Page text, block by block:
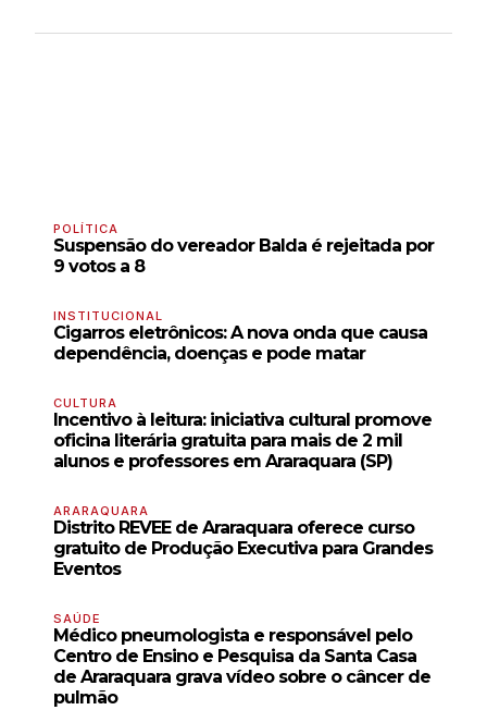
POLÍTICA
Suspensão do vereador Balda é rejeitada por
9 votos a 8
INSTITUCIONAL
Cigarros eletrônicos: A nova onda que causa
dependência, doenças e pode matar
CULTURA
Incentivo à leitura: iniciativa cultural promove
oficina literária gratuita para mais de 2 mil
alunos e professores em Araraquara (SP)
ARARAQUARA
Distrito REVEE de Araraquara oferece curso
gratuito de Produção Executiva para Grandes
Eventos
SAÚDE
Médico pneumologista e responsável pelo
Centro de Ensino e Pesquisa da Santa Casa
de Araraquara grava vídeo sobre o câncer de
pulmão